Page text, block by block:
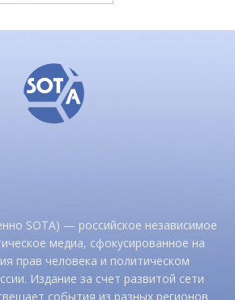
SOTA) — российское независимое
медиа, сфокусированное на
прав человека и политическом
Издание за счет развитой сети
события из разных регионов